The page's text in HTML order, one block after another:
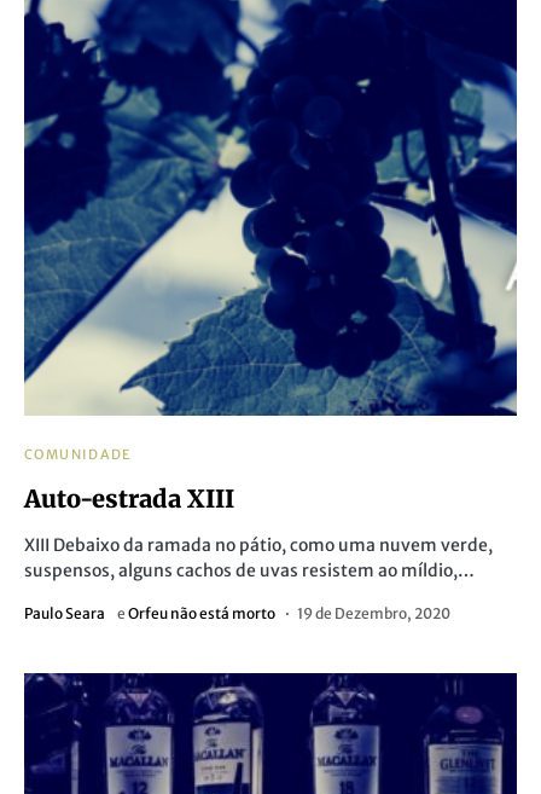
COMUNIDADE
Auto-estrada XIII
XIII Debaixo da ramada no pátio, como uma nuvem verde,
suspensos, alguns cachos de uvas resistem ao míldio,…
Paulo Seara e Orfeu não está morto 19 de Dezembro, 2020